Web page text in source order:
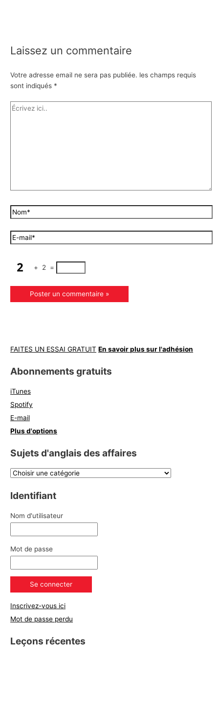
Laissez un commentaire
Votre adresse email ne sera pas publiée. les champs requis
sont indiqués *
+ 2 =
FAITES UN ESSAI GRATUIT En savoir plus sur l'adhésion
Abonnements gratuits
iTunes
Spotify
E-mail
Plus d'options
Sujets d'anglais des affaires
Identifiant
Nom d'utilisateur
Mot de passe
Inscrivez-vous ici
Mot de passe perdu
Leçons récentes